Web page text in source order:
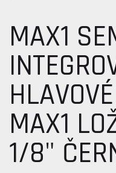
MAX1
MAX1
1/8"